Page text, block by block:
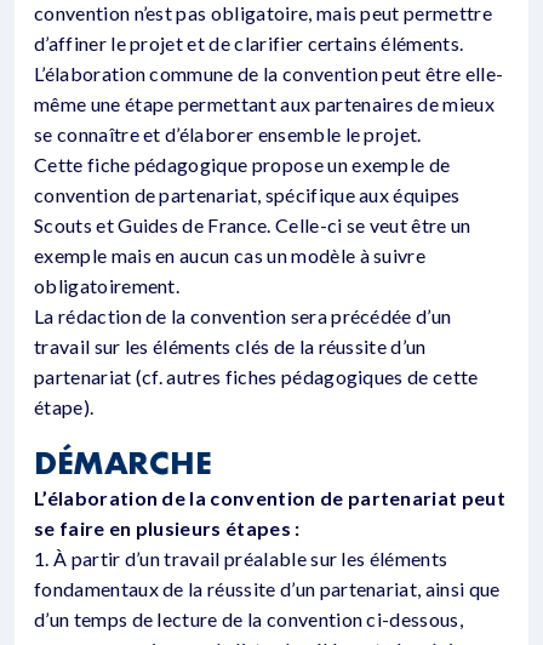
convention n’est pas obligatoire, mais peut permettre
d’affiner le projet et de clarifier certains éléments.
L’élaboration commune de la convention peut être elle-
même une étape permettant aux partenaires de mieux
se connaître et d’élaborer ensemble le projet.
Cette fiche pédagogique propose un exemple de
convention de partenariat, spécifique aux équipes
Scouts et Guides de France. Celle-ci se veut être un
exemple mais en aucun cas un modèle à suivre
obligatoirement.
La rédaction de la convention sera précédée d’un
travail sur les éléments clés de la réussite d’un
partenariat (cf. autres fiches pédagogiques de cette
étape).
DÉMARCHE
L’élaboration de la convention de partenariat peut
se faire en plusieurs étapes :
1. À partir d’un travail préalable sur les éléments
fondamentaux de la réussite d’un partenariat, ainsi que
d’un temps de lecture de la convention ci-dessous,